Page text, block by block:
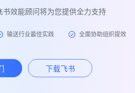
书效能顾问将为您提供全力支持
输送行业最佳实践 全面协助组织提效
下载飞书